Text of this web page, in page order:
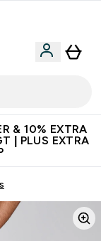
& 10% EXTRA
| PLUS EXTRA